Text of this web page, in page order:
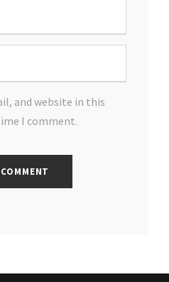
and website in this
I comment.